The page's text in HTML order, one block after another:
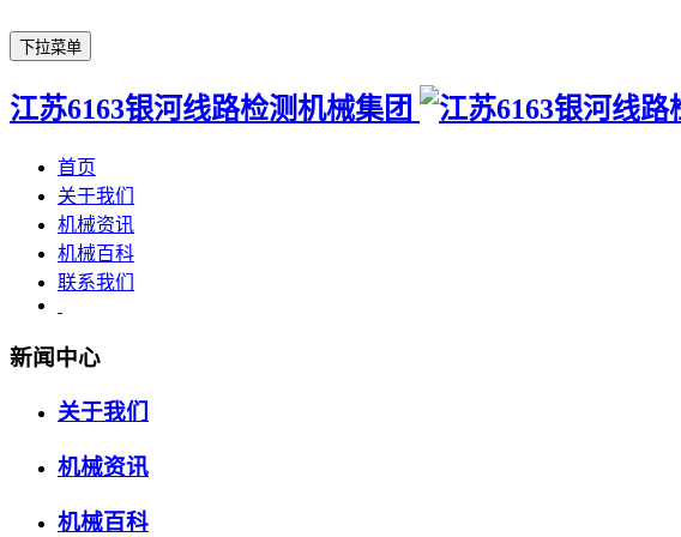
下拉菜单
江苏6163银河线路检测机械集团
首页
关于我们
机械资讯
机械百科
联系我们
新闻中心
关于我们
机械资讯
机械百科